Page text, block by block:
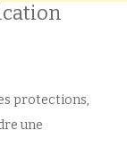
protections,
une